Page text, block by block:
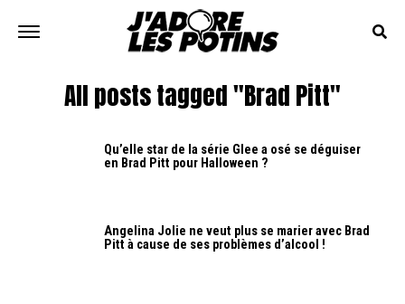
All posts tagged "Brad Pitt"
Qu’elle star de la série Glee a osé se déguiser
en Brad Pitt pour Halloween ?
Angelina Jolie ne veut plus se marier avec Brad
Pitt à cause de ses problèmes d’alcool !